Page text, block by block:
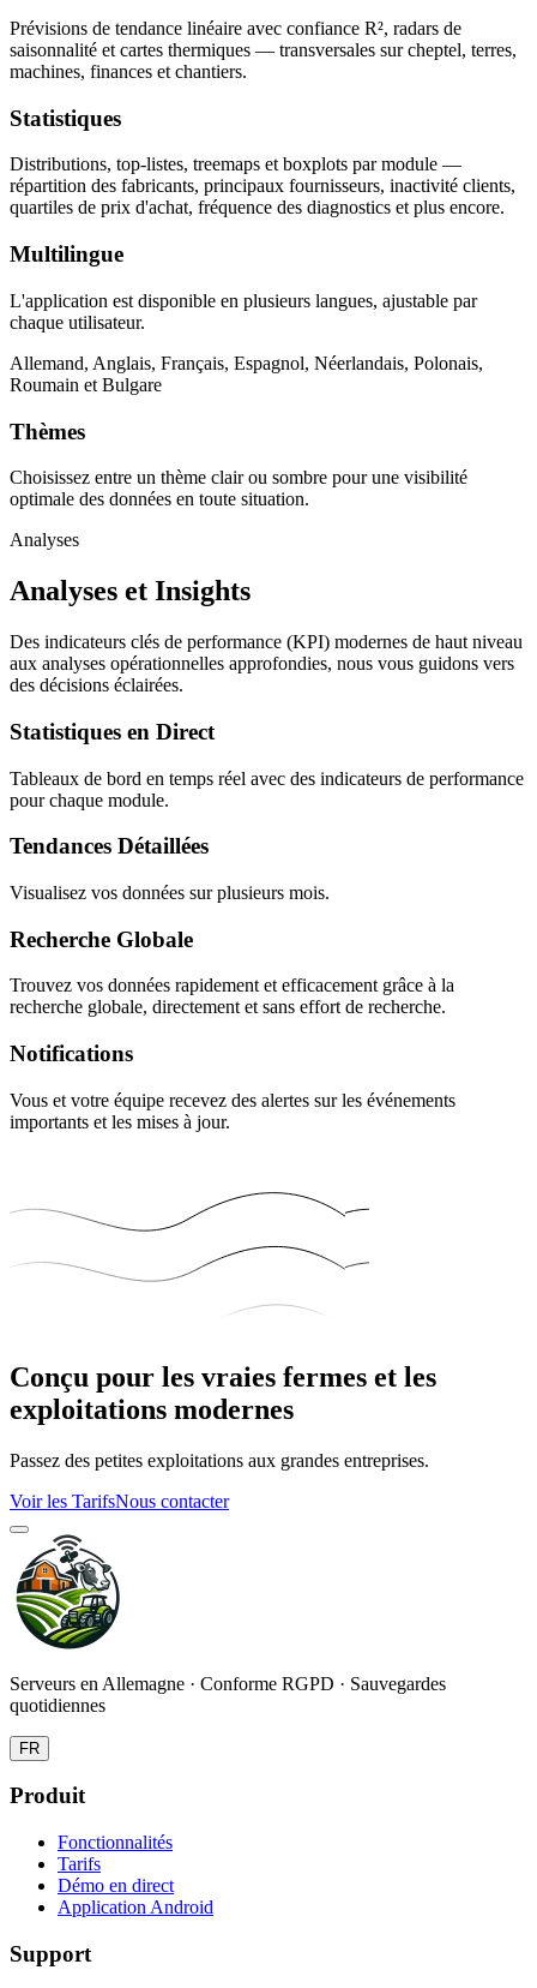
Prévisions de tendance linéaire avec confiance R², radars de
saisonnalité et cartes thermiques — transversales sur cheptel, terres,
machines, finances et chantiers.
Statistiques
Distributions, top-listes, treemaps et boxplots par module —
répartition des fabricants, principaux fournisseurs, inactivité clients,
quartiles de prix d'achat, fréquence des diagnostics et plus encore.
Multilingue
L'application est disponible en plusieurs langues, ajustable par
chaque utilisateur.
Allemand, Anglais, Français, Espagnol, Néerlandais, Polonais,
Roumain et Bulgare
Thèmes
Choisissez entre un thème clair ou sombre pour une visibilité
optimale des données en toute situation.
Analyses
Analyses et Insights
Des indicateurs clés de performance (KPI) modernes de haut niveau
aux analyses opérationnelles approfondies, nous vous guidons vers
des décisions éclairées.
Statistiques en Direct
Tableaux de bord en temps réel avec des indicateurs de performance
pour chaque module.
Tendances Détaillées
Visualisez vos données sur plusieurs mois.
Recherche Globale
Trouvez vos données rapidement et efficacement grâce à la
recherche globale, directement et sans effort de recherche.
Notifications
Vous et votre équipe recevez des alertes sur les événements
importants et les mises à jour.
Conçu pour les vraies fermes et les
exploitations modernes
Passez des petites exploitations aux grandes entreprises.
Voir les TarifsNous contacter
Serveurs en Allemagne · Conforme RGPD · Sauvegardes
quotidiennes
FR
Produit
Fonctionnalités
Tarifs
Démo en direct
Application Android
Support